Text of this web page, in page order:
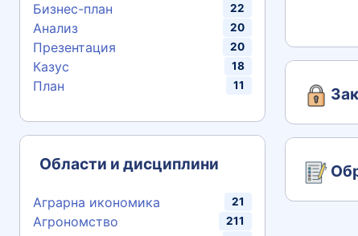
Бизнес-план 22
Анализ 20
Презентация 20
Казус 18
План 11
Области и дисциплини
Аграрна икономика 21
Агрономство 211